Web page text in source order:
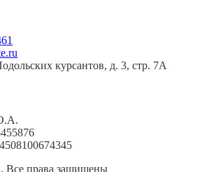
курсантов, д. 3, стр. 7А
Все права защищены